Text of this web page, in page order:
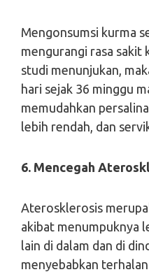
Mengonsumsi kurma
mengurangi rasa sakit
studi menunjukan,
hari sejak 36 minggu
memudahkan
lebih rendah, dan
6. Mencegah
Aterosklerosis
akibat menumpuknya
lain di dalam dan di
menyebabkan